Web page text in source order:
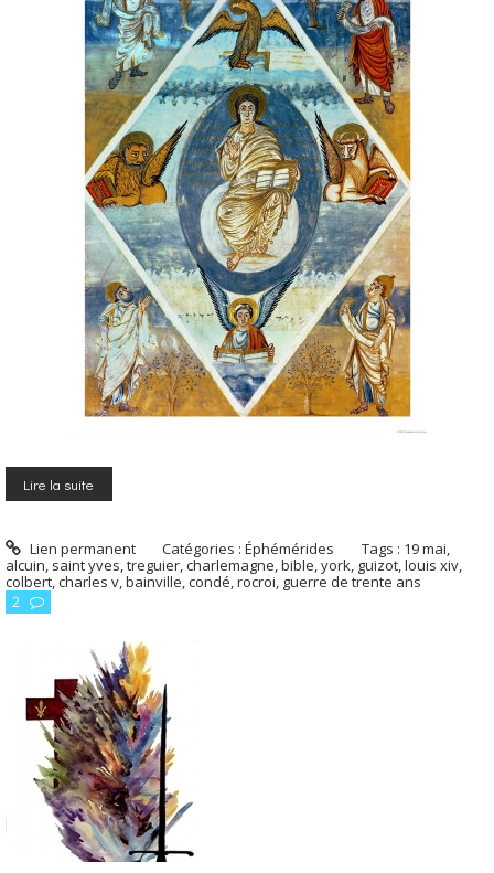
Lire la suite
Lien permanent Catégories :Éphémérides Tags : 19 mai,
alcuin, saint yves,treguier,charlemagne,bible,york, guizot,louis xiv,
colbert,charles v,bainville,condé,rocroi, guerre de trente ans
2